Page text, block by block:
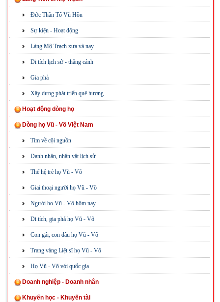
Đức Thần Tổ Vũ Hồn
Sự kiện - Hoạt động
Làng Mộ Trạch xưa và nay
Di tích lịch sử - thắng cảnh
Gia phả
Xây dựng phát triển quê hương
Hoạt động dòng họ
Dòng họ Vũ - Võ Việt Nam
Tìm về cội nguồn
Danh nhân, nhân vật lịch sử
Thế hệ trẻ họ Vũ - Võ
Giai thoại người họ Vũ - Võ
Người họ Vũ - Võ hôm nay
Di tích, gia phả họ Vũ - Võ
Con gái, con dâu họ Vũ - Võ
Trang vàng Liệt sĩ họ Vũ - Võ
Họ Vũ - Võ với quốc gia
Doanh nghiệp - Doanh nhân
Khuyến học - Khuyến tài